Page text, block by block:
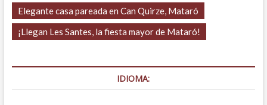
Elegante casa pareada en Can Quirze, Mataró
¡Llegan Les Santes, la fiesta mayor de Mataró!
IDIOMA: